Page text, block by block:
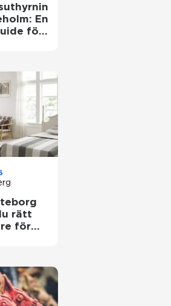
En
för
rätt
för